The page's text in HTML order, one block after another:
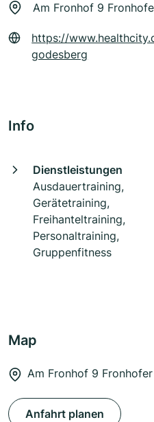
Am Fronhof 9
https://
godesberg
Info
Dienstleistungen
Ausdauertraining,
Gerätetraining,
Freihanteltraining,
Personaltraining,
Gruppenfitness
Map
Am Fronhof 9
Anfahrt planen